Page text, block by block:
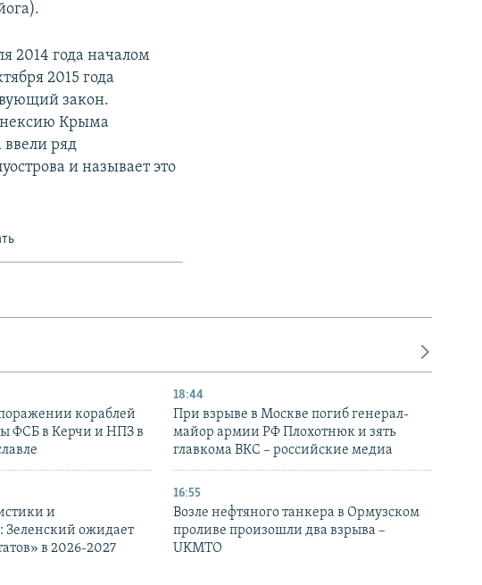
2014 года началом
2015 года
закон.
Крыма
ряд
и называет это
кораблей
ФСБ в Керчи и НПЗ в
18:44
При взрыве в Москве погиб генерал-
майор армии РФ Плохотнюк и зять
главкома ВКС – российские медиа
и
Зеленский ожидает
в 2026-2027
16:55
Возле нефтяного танкера в Ормузском
проливе произошли два взрыва –
UKMTO